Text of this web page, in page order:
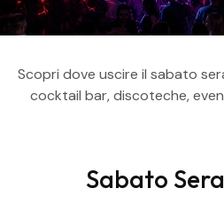
Scopri dove uscire il sabato
cocktail bar, discoteche,
Sabato